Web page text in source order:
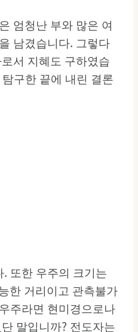
엄청난 부와 많은 여
남겼습니다. 그렇다
서 지혜도 구하였습
구한 끝에 내린 결론
또한 우주의 크기는
한 거리이고 관측불가
주라면 현미경으로나
말입니까? 전도자는